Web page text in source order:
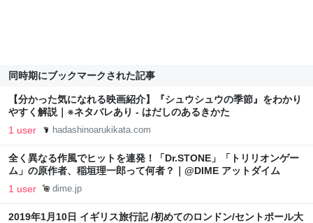
同時期にブックマークされた記事
【分かった気になれる映画紹介】『シュウシュウの季節』をわかり
やすく解説｜※ネタバレあり - はだしのあるきかた
1 user hadashinoarukikata.com
全く異なる作風でヒットを連発！「Dr.STONE」「トリリオンゲー
ム」の原作者、稲垣理一郎って何者？｜@DIME アットダイム
1 user dime.jp
2019年1月10日 イギリス旅行記 /初めてのロンドン/セントポール大